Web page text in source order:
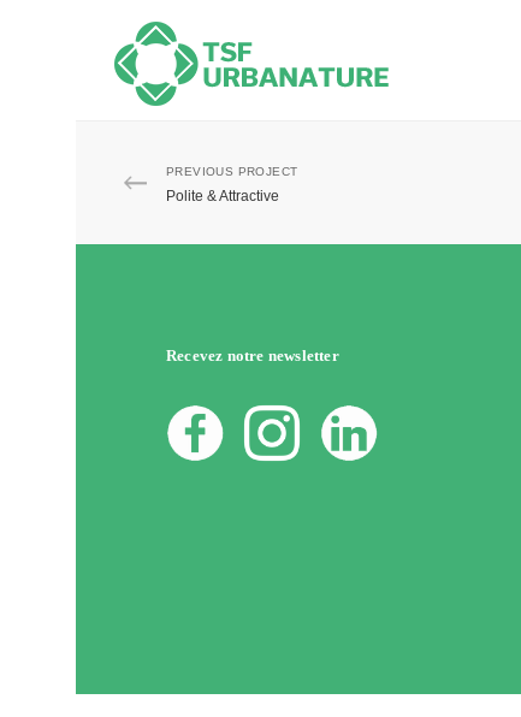
PREVIOUS PROJECT
Polite & Attractive
Recevez notre newsletter